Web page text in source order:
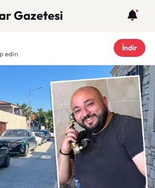
Gazetesi
edin
İndir